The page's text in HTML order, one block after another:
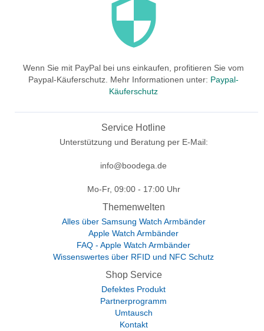
Wenn Sie mit PayPal bei uns einkaufen, profitieren Sie vom
Paypal-Käuferschutz. Mehr Informationen unter: Paypal-
Käuferschutz
Service Hotline
Unterstützung und Beratung per E-Mail:
info@boodega.de
Mo-Fr, 09:00 - 17:00 Uhr
Themenwelten
Alles über Samsung Watch Armbänder
Apple Watch Armbänder
FAQ - Apple Watch Armbänder
Wissenswertes über RFID und NFC Schutz
Shop Service
Defektes Produkt
Partnerprogramm
Umtausch
Kontakt